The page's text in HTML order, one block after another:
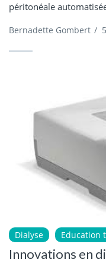
péritonéale
Bernadette Gombert /
Dialyse Education
Innovations en